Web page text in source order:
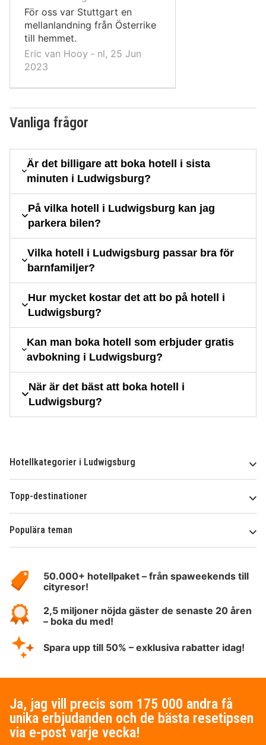
För oss var Stuttgart en
mellanlandning från Österrike
till hemmet.
Eric van Hooy ‐ nl, 25 Jun
2023
Vanliga frågor
Är det billigare att boka hotell i sista
minuten i Ludwigsburg?
På vilka hotell i Ludwigsburg kan jag
parkera bilen?
Vilka hotell i Ludwigsburg passar bra för
barnfamiljer?
Hur mycket kostar det att bo på hotell i
Ludwigsburg?
Kan man boka hotell som erbjuder gratis
avbokning i Ludwigsburg?
När är det bäst att boka hotell i
Ludwigsburg?
Hotellkategorier i Ludwigsburg
Topp-destinationer
Populära teman
HotelSpecials50.000+ hotellpaket – från spaweekends till
cityresor!
2,5 miljoner nöjda gäster de senaste 20 åren
– boka du med!
Spara upp till 50% – exklusiva rabatter idag!
Ja, jag vill precis som 175 000 andra få
unika erbjudanden och de bästa resetipsen
via e-post varje vecka!